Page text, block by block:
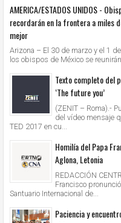
AMERICA/ESTADOS UNIDOS -
recordarán en la frontera a miles
mejor
Arizona – El 30 de marzo y el 1
los obispos de México se
Texto completo del
‘The future you’
(ZENIT – Roma).-
del vídeo mensaje
TED 2017 en cu...
Homilía del Papa
Aglona, Letonia
REDACCIÓN
Francisco
Santuario Internacional de...
Paciencia y